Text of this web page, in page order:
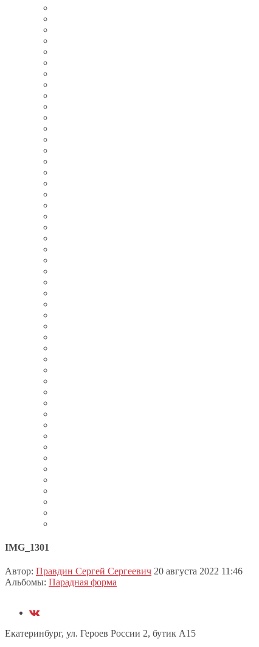
IMG_1301
Автор: Правдин Сергей Сергеевич 20 августа 2022 11:46
Альбомы: Парадная форма
Екатеринбург, ул. Героев России 2, бутик А15